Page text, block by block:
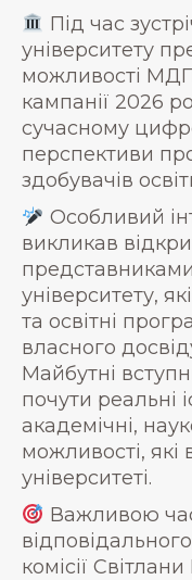
Під час
університету
можливості
кампанії 2026
сучасному
перспективи
здобувачів
Особливий
викликав
університету,
та освітні
власного
Майбутні
почути реальні
академічні,
можливості, які
університеті.
Важливою
комісії